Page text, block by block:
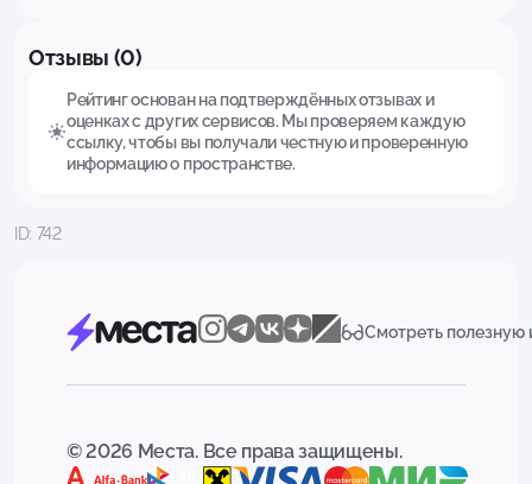
Отзывы (0)
Рейтинг основан на подтверждённых отзывах и
оценках с других сервисов. Мы проверяем каждую
ссылку, чтобы вы получали честную и проверенную
информацию о пространстве.
ID: 742
Смотреть
© 2026 Места. Все права защищены.